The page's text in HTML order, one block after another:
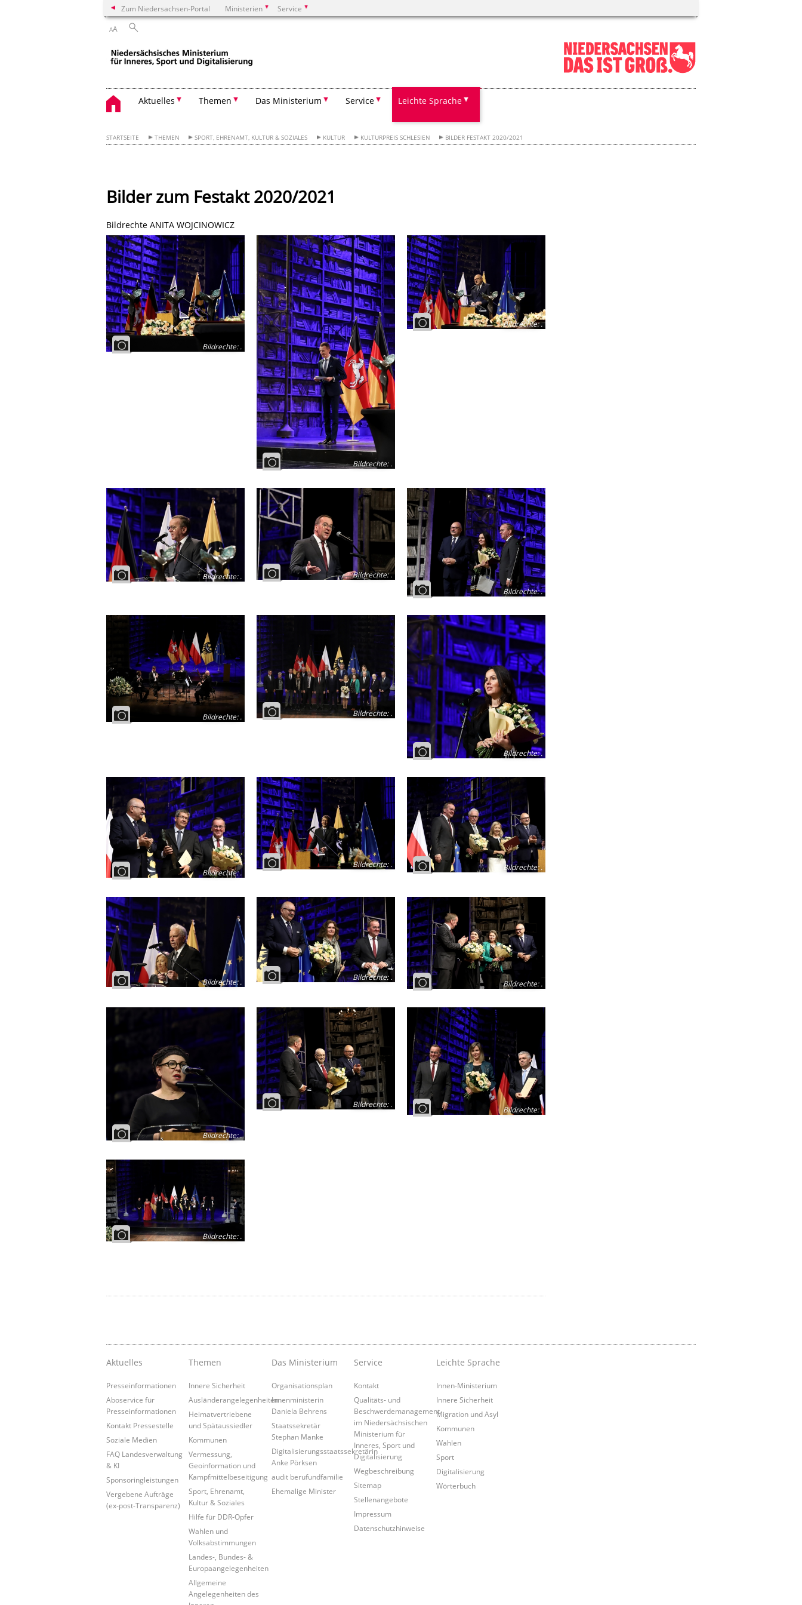
Zum Niedersachsen-Portal Ministerien Service
AA
Aktuelles Themen Das Ministerium Service Leichte Sprache
STARTSEITE THEMEN SPORT, EHRENAMT, KULTUR & SOZIALES KULTUR KULTURPREIS SCHLESIEN BILDER FESTAKT 2020/2021
Bilder zum Festakt 2020/2021
Bildrechte ANITA WOJCINOWICZ
Bildrechte:.
Bildrechte:.
Bildrechte:.
Bildrechte:. Bildrechte:.
Bildrechte:.
Bildrechte:. Bildrechte:.
Bildrechte:.
Bildrechte:.
Bildrechte:. Bildrechte:.
Bildrechte:. Bildrechte:.
Bildrechte:.
Bildrechte:.
Bildrechte:.
Bildrechte:.
Bildrechte:.
Aktuelles
Presseinformationen
Aboservice für
Presseinformationen
Kontakt Pressestelle
Soziale Medien
FAQ Landesverwaltung
& KI
Sponsoringleistungen
Vergebene Aufträge
(ex-post-Transparenz)
Themen
Innere Sicherheit
Ausländerangelegenheiten
Heimatvertriebene
und Spätaussiedler
Kommunen
Vermessung,
Geoinformation und
Kampfmittelbeseitigung
Sport, Ehrenamt,
Kultur & Soziales
Hilfe für DDR-Opfer
Wahlen und
Volksabstimmungen
Landes-, Bundes- &
Europaangelegenheiten
Allgemeine
Angelegenheiten des
Das Ministerium
Organisationsplan
Innenministerin
Daniela Behrens
Staatssekretär
Stephan Manke
Digitalisierungsstaatssekretärin
Anke Pörksen
audit berufundfamilie
Ehemalige Minister
Service
Kontakt
Qualitäts- und
Beschwerdemanagement
im Niedersächsischen
Ministerium für
Inneres, Sport und
Digitalisierung
Wegbeschreibung
Sitemap
Stellenangebote
Impressum
Datenschutzhinweise
Leichte Sprache
Innen-Ministerium
Innere Sicherheit
Migration und Asyl
Kommunen
Wahlen
Sport
Digitalisierung
Wörterbuch